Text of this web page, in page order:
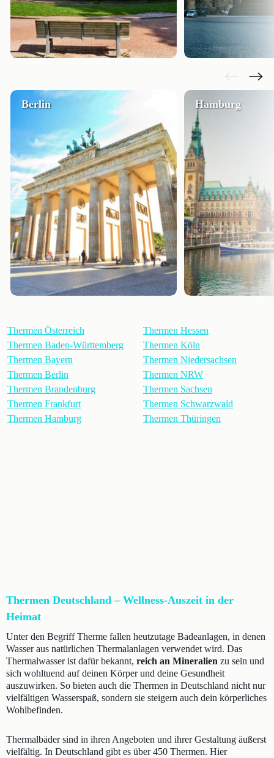
Berlin Hamburg
Thermen Österreich
Thermen Baden-Württemberg
Thermen Bayern
Thermen Berlin
Thermen Brandenburg
Thermen Frankfurt
Thermen Hamburg
Thermen Hessen
Thermen Köln
Thermen Niedersachsen
Thermen NRW
Thermen Sachsen
Thermen Schwarzwald
Thermen Thüringen
Thermen Deutschland – Wellness-Auszeit in der
Heimat
Unter den Begriff Therme fallen heutzutage Badeanlagen, in denen
Wasser aus natürlichen Thermalanlagen verwendet wird. Das
Thermalwasser ist dafür bekannt, reich an Mineralien zu sein und
sich wohltuend auf deinen Körper und deine Gesundheit
auszuwirken. So bieten auch die Thermen in Deutschland nicht nur
vielfältigen Wasserspaß, sondern sie steigern auch dein körperliches
Wohlbefinden.
Thermalbäder sind in ihren Angeboten und ihrer Gestaltung äußerst
vielfältig. In Deutschland gibt es über 450 Thermen. Hier